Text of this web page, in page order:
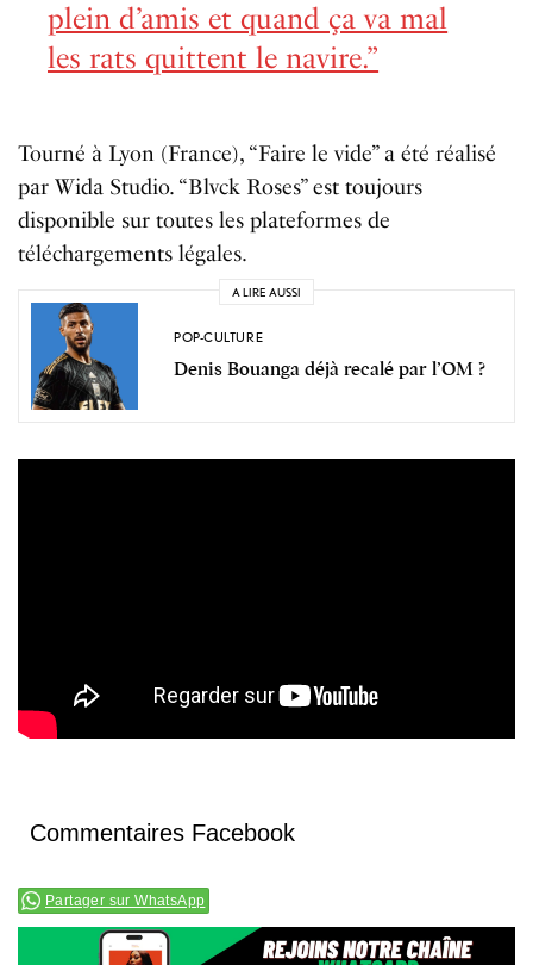
plein d’amis et quand ça va mal
les rats quittent le navire.”
Tourné à Lyon (France), “Faire le vide” a été réalisé
par Wida Studio. “Blvck Roses” est toujours
disponible sur toutes les plateformes de
téléchargements légales.
A LIRE AUSSI
POP-CULTURE
Denis Bouanga déjà recalé par l’OM ?
Commentaires Facebook
Partager sur WhatsApp